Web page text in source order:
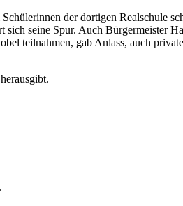
der dortigen Realschule
seine Spur. Auch Bürgermeister
teilnahmen, gab Anlass, auch